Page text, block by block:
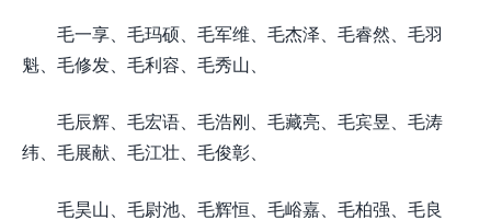
毛一享、毛玛硕、毛军维、毛杰泽、毛睿然、毛羽
魁、毛修发、毛利容、毛秀山、
毛辰辉、毛宏语、毛浩刚、毛藏亮、毛宾昱、毛涛
纬、毛展献、毛江壮、毛俊彰、
毛昊山、毛尉池、毛辉恒、毛峪嘉、毛柏强、毛良